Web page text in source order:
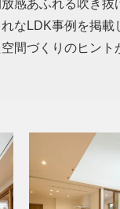
感あふれる吹き
なLDK事例を掲
間づくりのヒン